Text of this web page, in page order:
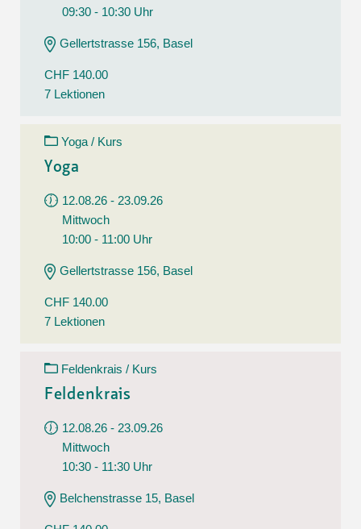
09:30 - 10:30 Uhr
Gellertstrasse 156, Basel
CHF 140.00
7 Lektionen
Yoga / Kurs
Yoga
12.08.26 - 23.09.26
Mittwoch
10:00 - 11:00 Uhr
Gellertstrasse 156, Basel
CHF 140.00
7 Lektionen
Feldenkrais / Kurs
Feldenkrais
12.08.26 - 23.09.26
Mittwoch
10:30 - 11:30 Uhr
Belchenstrasse 15, Basel